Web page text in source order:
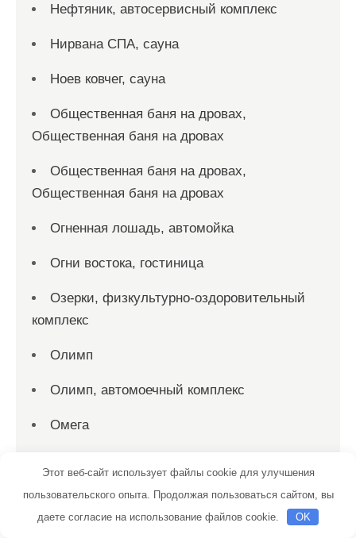
Нефтяник, автосервисный комплекс
Нирвана СПА, сауна
Ноев ковчег, сауна
Общественная баня на дровах,
Общественная баня на дровах
Общественная баня на дровах,
Общественная баня на дровах
Огненная лошадь, автомойка
Огни востока, гостиница
Озерки, физкультурно-оздоровительный
комплекс
Олимп
Олимп, автомоечный комплекс
Омега
Орлёнок, сауна
Этот веб-сайт использует файлы cookie для улучшения
пользовательского опыта. Продолжая пользоваться сайтом, вы
даете согласие на использование файлов cookie.
OK